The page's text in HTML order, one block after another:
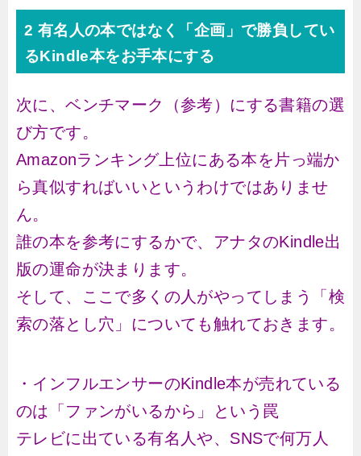
2 有名人の本ではなく「企画」で勝負してい
るKindle本をお手本にする
次に、ベンチマーク（参考）にする書籍の選
び方です。
Amazonランキング上位にある本を片っ端か
ら真似すればいいというわけではありませ
ん。
誰の本を参考にするかで、アナタのKindle出
版の運命が決まります。
そして、ここで多くの人がやってしまう「検
索の落とし穴」についても触れておきます。
・インフルエンサーのKindle本が売れている
のは「ファンがいるから」という罠
テレビに出ている有名人や、SNSで何万人